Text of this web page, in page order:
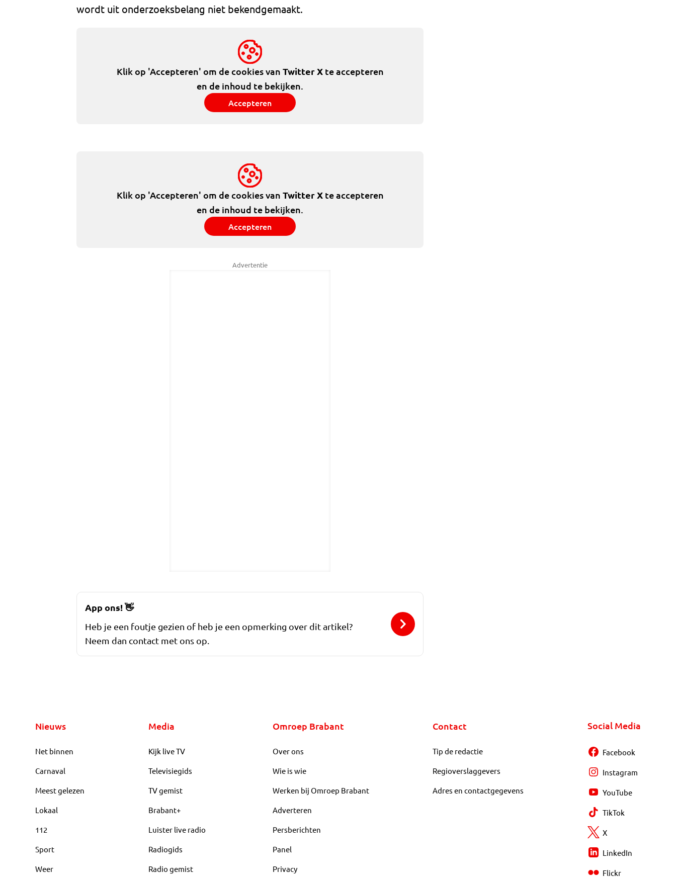
wordt uit onderzoeksbelang niet bekendgemaakt.
Klik op 'Accepteren' om de cookies van Twitter Xte accepteren
en de inhoud te bekijken.
Accepteren
Klik op 'Accepteren' om de cookies van Twitter Xte accepteren
en de inhoud te bekijken.
Accepteren
Advertentie
App ons!👋
Heb je een foutje gezien of heb je een opmerking over dit artikel?
Neem dan contact met ons op.
Nieuws
Net binnen
Carnaval
Meest gelezen
Lokaal
112
Sport
Weer
Media
Kijk live TV
Televisiegids
TV gemist
Brabant+
Luister live radio
Radiogids
Radio gemist
Omroep Brabant
Over ons
Wie is wie
Werken bij Omroep Brabant
Adverteren
Persberichten
Panel
Privacy
Contact
Tip de redactie
Regioverslaggevers
Adres en contactgegevens
Social Media
Facebook
Instagram
YouTube
TikTok
X
LinkedIn
Flickr